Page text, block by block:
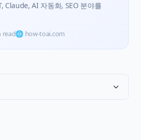
Claude, AI 자동화, SEO 분야를
read🌐 how-toai.com